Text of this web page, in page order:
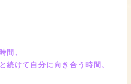
間、
続けて自分に向き合う時間、